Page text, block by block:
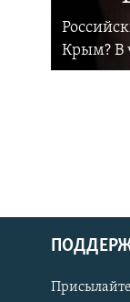
Українською
Крым? В